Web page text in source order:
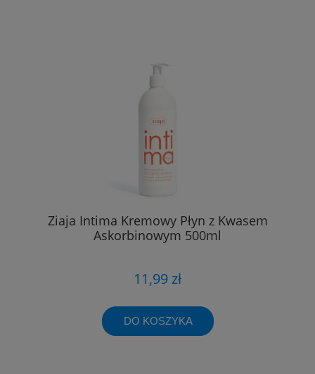
Ziaja Intima Kremowy Płyn z Kwasem
Askorbinowym 500ml
11,99 zł
DO KOSZYKA